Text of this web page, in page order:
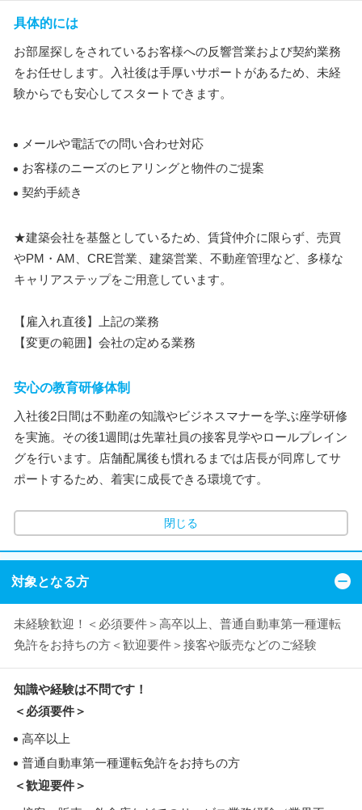
具体的には
お部屋探しをされているお客様への反響営業および契約業務
をお任せします。入社後は手厚いサポートがあるため、未経
験からでも安心してスタートできます。
メールや電話での問い合わせ対応
お客様のニーズのヒアリングと物件のご提案
契約手続き
★建築会社を基盤としているため、賃貸仲介に限らず、売買
やPM・AM、CRE営業、建築営業、不動産管理など、多様な
キャリアステップをご用意しています。
【雇入れ直後】上記の業務
【変更の範囲】会社の定める業務
安心の教育研修体制
入社後2日間は不動産の知識やビジネスマナーを学ぶ座学研修
を実施。その後1週間は先輩社員の接客見学やロールプレイン
グを行います。店舗配属後も慣れるまでは店長が同席してサ
ポートするため、着実に成長できる環境です。
閉じる
対象となる方
未経験歓迎！＜必須要件＞高卒以上、普通自動車第一種運転
免許をお持ちの方＜歓迎要件＞接客や販売などのご経験
知識や経験は不問です！
＜必須要件＞
高卒以上
普通自動車第一種運転免許をお持ちの方
＜歓迎要件＞